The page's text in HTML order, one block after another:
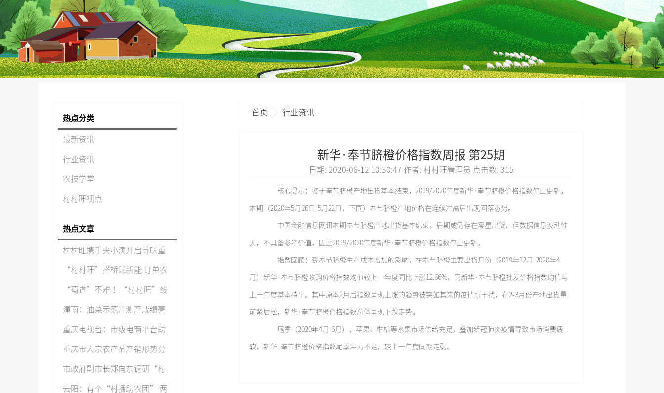
热点分类
最新资讯
行业资讯
农技学堂
村村旺视点
热点文章
村村旺携手央小满开启寻味重
“村村旺”搭桥赋新能 订单农
“蜀道”不难 ！“村村旺”线
上“
潼南：油菜示范片测产成绩亮
重庆电视台：市级电商平台助
重庆市大宗农产品产销形势分
市政府副市长郑向东调研“村
云阳：有个“村播助农团” 两
首页 行业资讯
新华·奉节脐橙价格指数周报 第25期
日期: 2020-06-12 10:30:47 作者: 村村旺管理员 点击数: 315
核心提示：鉴于奉节脐橙产地出货基本结束，2019/2020年度新华·奉节脐橙价格指数停止更新。
本期（2020年5月16日-5月22日，下同）奉节脐橙产地价格在连续冲高后出现回落态势。
中国金融信息网讯本期奉节脐橙产地出货基本结束，后期或仍存在零星出货，但数据信息波动性
大，不具备参考价值，因此2019/2020年度新华·奉节脐橙价格指数停止更新。
指数回顾：受奉节脐橙生产成本增加的影响，在奉节脐橙主要出货月份（2019年12月-2020年4
月）新华·奉节脐橙收购价格指数均值较上一年度同比上涨12.66%，而新华·奉节脐橙批发价格指数均值与
上一年度基本持平。其中原本2月后指数呈现上涨的趋势被突如其来的疫情所干扰，在2-3月份产地出货量
前紧后松，新华·奉节脐橙价格指数总体呈现下跌走势。
尾季（2020年4月-6月），苹果、柑桔等水果市场供给充足，叠加新冠肺炎疫情导致市场消费疲
软，新华·奉节脐橙价格指数尾季冲力不足，较上一年度同期走弱。